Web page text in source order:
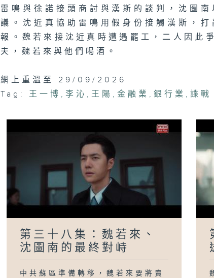
第
到
第
掩
雷鳴與徐諾接頭商討與漢斯的談判，沈圖
議。沈近真協助雷鳴用假身份接觸漢斯，
報。魏若來接沈近真時遭遇罷工，二人因此
夫，魏若來與他們喝酒。
網上重溫至 29/09/2026
Tag:
王一博 , 李沁 ,王陽 ,金融業 ,銀行業 ,諜戰
第三十八集：魏若來、
沈圖南的最終對峙
中共蘇區準備轉移，魏若來要將賣